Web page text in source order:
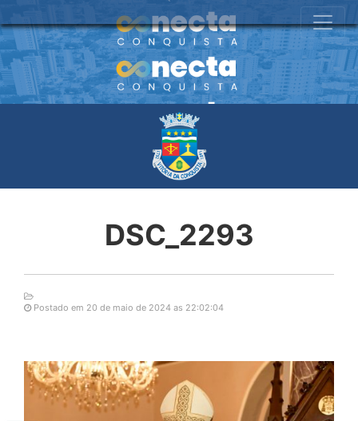
DSC_2293
Postado em 20 de maio de 2024 as 22:02:04